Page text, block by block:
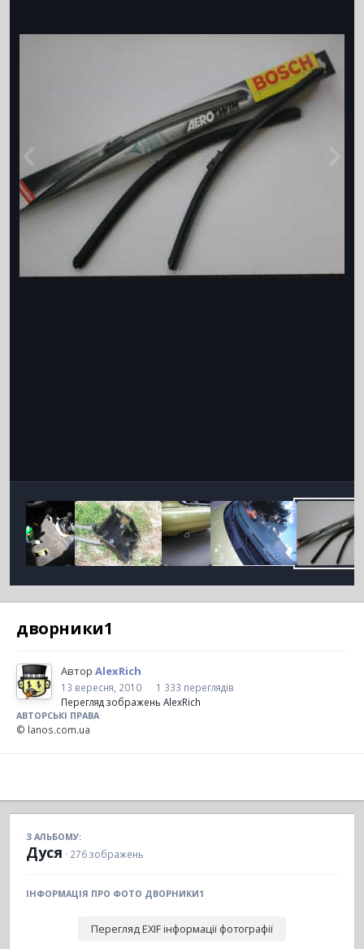
дворники1
Автор AlexRich
13 вересня, 2010
1 333 переглядів
Перегляд зображень AlexRich
АВТОРСЬКІ ПРАВА
© lanos.com.ua
З АЛЬБОМУ:
Дуся · 276 зображень
ІНФОРМАЦІЯ ПРО ФОТО ДВОРНИКИ1
Перегляд EXIF інформації фотографії